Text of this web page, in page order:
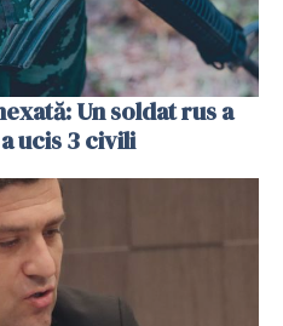
Un soldat rus a
ucis 3 civili